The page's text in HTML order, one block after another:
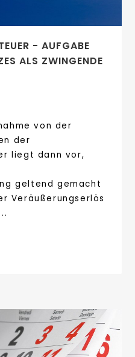
- AUFGABE
ALS ZWINGENDE
von der
der
liegt dann vor,
geltend gemacht
Veräußerungserlös